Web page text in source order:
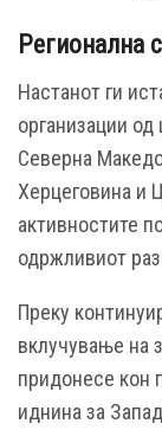
Регионална
Настанот ги
организации
Северна
Херцеговина и
активностите
одржливиот
Преку
вклучување на
придонесе кон
иднина за